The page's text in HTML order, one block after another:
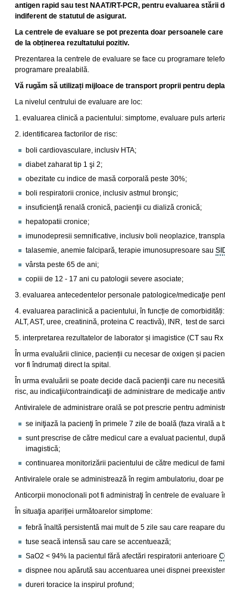
antigen rapid sau test NAAT/RT-PCR, pentru evaluarea
indiferent de statutul de asigurat.
La centrele de evaluare se pot prezenta doar persoanele
de la obținerea rezultatului pozitiv.
Prezentarea la centrele de evaluare se face cu programare
programare prealabilă.
Vă rugăm să utilizați mijloace de transport proprii pentru
La nivelul centrului de evaluare are loc:
1. evaluarea clinică a pacientului: simptome, evaluare puls
2. identificarea factorilor de risc:
boli cardiovasculare, inclusiv HTA;
diabet zaharat tip 1 şi 2;
obezitate cu indice de masă corporală peste 30%;
boli respiratorii cronice, inclusiv astmul bronşic;
insuficienţă renală cronică, pacienţii cu dializă cronică;
hepatopatii cronice;
imunodepresii semnificative, inclusiv boli neoplazice,
talasemie, anemie falcipară, terapie imunosupresoare sau
vârsta peste 65 de ani;
copiii de 12 - 17 ani cu patologii severe asociate;
3. evaluarea antecedentelor personale patologice/medicaţie
4. evaluarea paraclinică a pacientului, în funcție de
ALT, AST, uree, creatinină, proteina C reactivă), INR, test de
5. interpretarea rezultatelor de laborator și imagistice (CT sau
În urma evaluării clinice, pacienții cu necesar de oxigen și
vor fi îndrumați direct la spital.
În urma evaluării se poate decide dacă pacienţii care nu
risc, au indicaţii/contraindicaţii de administrare de medicaţie
Antiviralele de administrare orală se pot prescrie pentru
se iniţiază la pacienţi în primele 7 zile de boală (faza virală a
sunt prescrise de către medicul care a evaluat pacientul,
imagistică;
continuarea monitorizării pacientului de către medicul de
Antiviralele orale se administrează în regim ambulatoriu, doar
Anticorpii monoclonali pot fi administraţi în centrele de evaluare
În situaţia apariției următoarelor simptome:
febră înaltă persistentă mai mult de 5 zile sau care reapare
tuse seacă intensă sau care se accentuează;
SaO2 < 94% la pacientul fără afectări respiratorii anterioare
dispnee nou apărută sau accentuarea unei dispnei
dureri toracice la inspirul profund;